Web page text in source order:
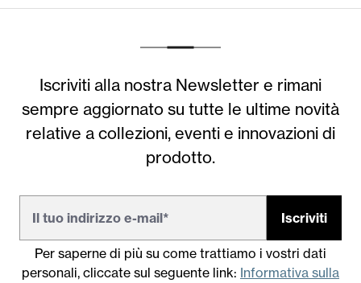
Iscriviti alla nostra Newsletter e rimani
sempre aggiornato su tutte le ultime novità
relative a collezioni, eventi e innovazioni di
prodotto.
Iscriviti
Per saperne di più su come trattiamo i vostri dati
personali, cliccate sul seguente link: Informativa sulla